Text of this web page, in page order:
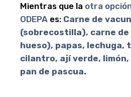
Mientras que la otra
ODEPA es: Carne de
(sobrecostilla), carne de
hueso), papas, lechuga,
cilantro, ají verde,
pan de pascua.